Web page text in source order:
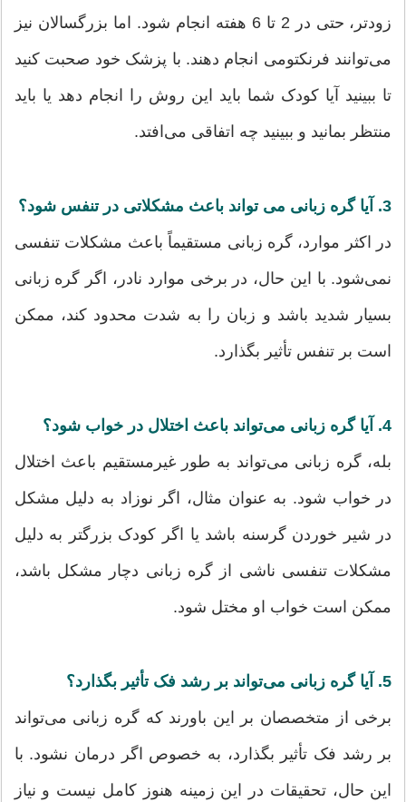
زودتر، حتی در 2 تا 6 هفته انجام شود. اما بزرگسالان نیز
می‌توانند فرنکتومی انجام دهند. با پزشک خود صحبت کنید
تا ببینید آیا کودک شما باید این روش را انجام دهد یا باید
منتظر بمانید و ببینید چه اتفاقی می‌افتد.
3. آیا گره زبانی می تواند باعث مشکلاتی در تنفس شود؟
در اکثر موارد، گره زبانی مستقیماً باعث مشکلات تنفسی
نمی‌شود. با این حال، در برخی موارد نادر، اگر گره زبانی
بسیار شدید باشد و زبان را به شدت محدود کند، ممکن
است بر تنفس تأثیر بگذارد.
4. آیا گره زبانی می‌تواند باعث اختلال در خواب شود؟
بله، گره زبانی می‌تواند به طور غیرمستقیم باعث اختلال
در خواب شود. به عنوان مثال، اگر نوزاد به دلیل مشکل
در شیر خوردن گرسنه باشد یا اگر کودک بزرگتر به دلیل
مشکلات تنفسی ناشی از گره زبانی دچار مشکل باشد،
ممکن است خواب او مختل شود.
5. آیا گره زبانی می‌تواند بر رشد فک تأثیر بگذارد؟
برخی از متخصصان بر این باورند که گره زبانی می‌تواند
بر رشد فک تأثیر بگذارد، به خصوص اگر درمان نشود. با
این حال، تحقیقات در این زمینه هنوز کامل نیست و نیاز